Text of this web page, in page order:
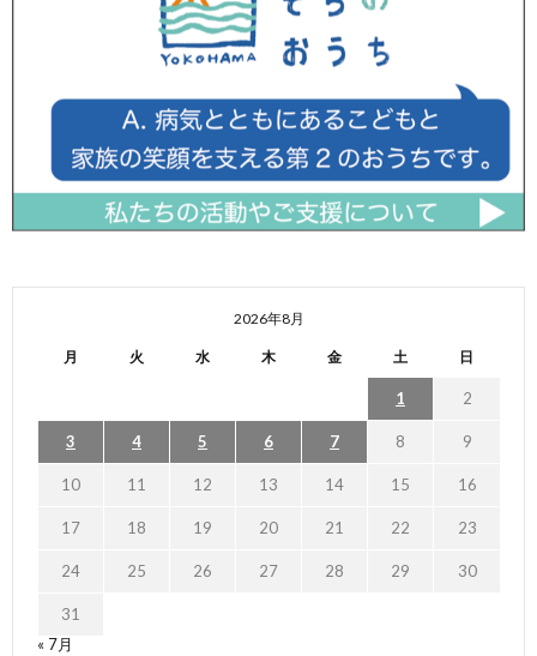
2026年8月
月 火 水 木 金 土 日
1 2
3 4 5 6 7 8 9
10 11 12 13 14 15 16
17 18 19 20 21 22 23
24 25 26 27 28 29 30
31
« 7月